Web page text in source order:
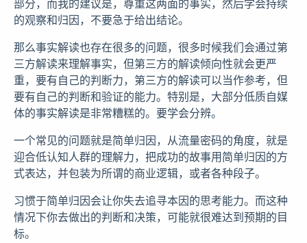
的观察和归因，不要急于给出结论。
那么事实解读也存在很多的问题，很多时候我们会通过第
三方解读来理解事实，但第三方的解读倾向性就会更严
重，要有自己的判断力，第三方的解读可以当作参考，但
要有自己的判断和验证的能力。特别是，大部分低质自媒
体的事实解读是非常糟糕的。要学会分辨。
一个常见的问题就是简单归因，从流量密码的角度，就是
迎合低认知人群的理解力，把成功的故事用简单归因的方
式表达，并包装为所谓的商业逻辑，或者各种段子。
习惯于简单归因会让你失去追寻本因的思考能力。而这种
情况下你去做出的判断和决策，可能就很难达到预期的目
标。